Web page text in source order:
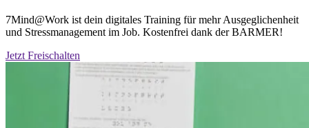
7Mind@Work ist dein digitales Training für mehr Ausgeglichenheit
und Stressmanagement im Job. Kostenfrei dank der BARMER!
Jetzt Freischalten